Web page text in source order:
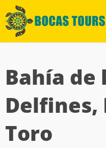
Bahía de
Delfines,
Toro